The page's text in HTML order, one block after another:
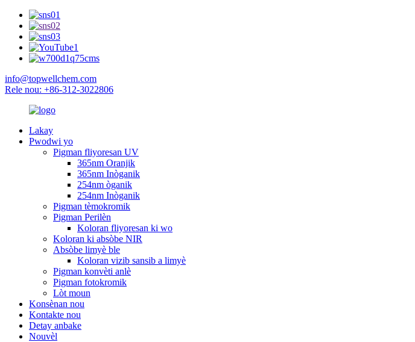
info@topwellchem.com
Rele nou: +86-312-3022806
Lakay
Pwodwi yo
Pigman fliyoresan UV
365nm Oranjik
365nm Inòganik
254nm òganik
254nm Inòganik
Pigman tèmokromik
Pigman Perilèn
Koloran fliyoresan ki wo
Koloran ki absòbe NIR
Absòbe limyè ble
Koloran vizib sansib a limyè
Pigman konvèti anlè
Pigman fotokromik
Lòt moun
Konsènan nou
Kontakte nou
Detay anbake
Nouvèl